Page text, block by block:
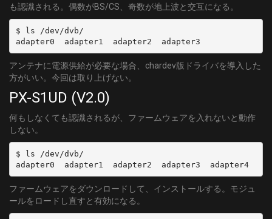
も認識される。偶数がBS/CS、奇数が地上波と交互になる。
$ ls /dev/dvb/
アンテナに電源供給が必要な場合、chardev版ドライバを導入した
方がいい。今回は取り上げない。
PX-S1UD (V2.0)
何もしなくても認識されるが、ファームウェアを入れないと動作
しない。
$ ls /dev/dvb/
adapter0  adapter1  adapter2  adapter3  adapter4
ファームウェアをダウンロードして、インストールする。モジュ
ールをロードし直すと有効になる。